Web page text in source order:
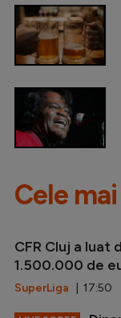
Cele
CFR Cluj a luat
1.500.000 de
SuperLiga | 17:50